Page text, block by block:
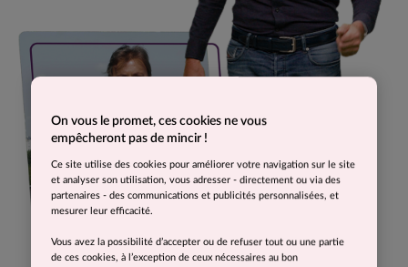
On vous le promet, ces cookies ne vous
empêcheront pas de mincir !
Ce site utilise des cookies pour améliorer votre navigation sur le site
et analyser son utilisation, vous adresser - directement ou via des
partenaires - des communications et publicités personnalisées, et
mesurer leur efficacité.
Vous avez la possibilité d’accepter ou de refuser tout ou une partie
de ces cookies, à l’exception de ceux nécessaires au bon